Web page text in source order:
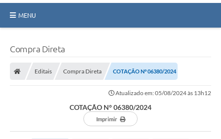
MENU
Compra Direta
Editais Compra Direta COTAÇÃO N° 06380/2024
Atualizado em: 05/08/2024 às 13h12
COTAÇÃO N° 06380/2024
Imprimir